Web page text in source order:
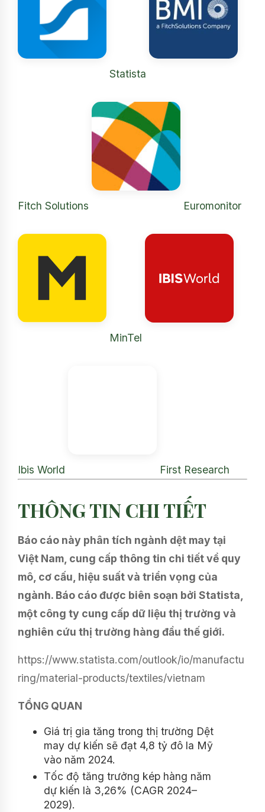
Statista
Fitch Solutions Euromonitor
MinTel
Ibis World First Research
THÔNG TIN CHI TIẾT
Báo cáo này phân tích ngành dệt may tại
Việt Nam, cung cấp thông tin chi tiết về quy
mô, cơ cấu, hiệu suất và triển vọng của
ngành. Báo cáo được biên soạn bởi Statista,
một công ty cung cấp dữ liệu thị trường và
nghiên cứu thị trường hàng đầu thế giới.
https://www.statista.com/outlook/io/manufactu
ring/material-products/textiles/vietnam
TỔNG QUAN
Giá trị gia tăng trong thị trường Dệt
may dự kiến ​​sẽ đạt 4,8 tỷ đô la Mỹ
vào năm 2024.
Tốc độ tăng trưởng kép hàng năm
dự kiến ​​là 3,26% (CAGR 2024–
2029).